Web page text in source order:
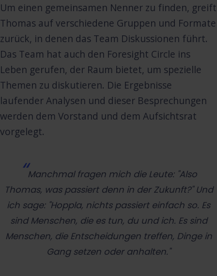
Um einen gemeinsamen Nenner zu finden, greift
Thomas auf verschiedene Gruppen und Formate
zurück, in denen das Team Diskussionen führt.
Das Team hat auch den Foresight Circle ins
Leben gerufen, der Raum bietet, um spezielle
Themen zu diskutieren. Die Ergebnisse
laufender Analysen und dieser Besprechungen
werden dem Vorstand und dem Aufsichtsrat
vorgelegt.
Manchmal fragen mich die Leute: "Also
Thomas, was passiert denn in der Zukunft?" Und
ich sage: "Hoppla, nichts passiert einfach so. Es
sind Menschen, die es tun, du und ich. Es sind
Menschen, die Entscheidungen treffen, Dinge in
Gang setzen oder anhalten."